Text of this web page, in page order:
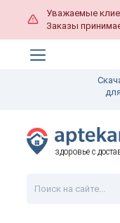
Уважаемые
Заказы
здоровье с